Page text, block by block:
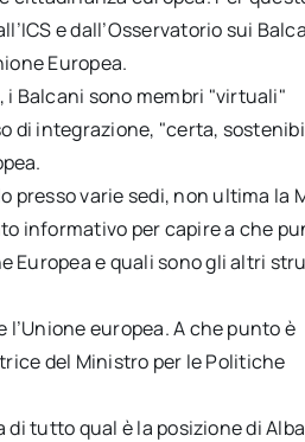
e dall’Osservatorio sui
Europea.
i Balcani sono membri "virtuali"
di integrazione, "certa,
presso varie sedi, non ultima la
informativo per capire a che
Europea e quali sono gli altri
europea. A che punto è
del Ministro per le Politiche
tutto qual è la posizione di